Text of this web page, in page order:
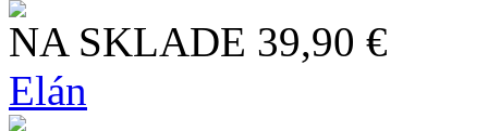
NA SKLADE 39,90 €
Elán